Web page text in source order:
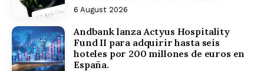
6 August 2026
Andbank lanza Actyus Hospitality
Fund II para adquirir hasta seis
hoteles por 200 millones de euros en
España.